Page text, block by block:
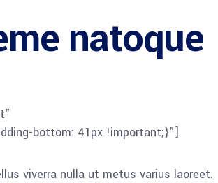
natoque
bottom: 41px !important;}”]
viverra nulla ut metus varius laoreet.